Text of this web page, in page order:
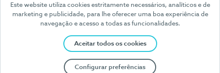
Este website utiliza cookies estritamente necessários, analíticos e de
marketing e publicidade, para lhe oferecer uma boa experiência de
navegação e acesso a todas as funcionalidades.
Aceitar todos os cookies
Configurar preferências